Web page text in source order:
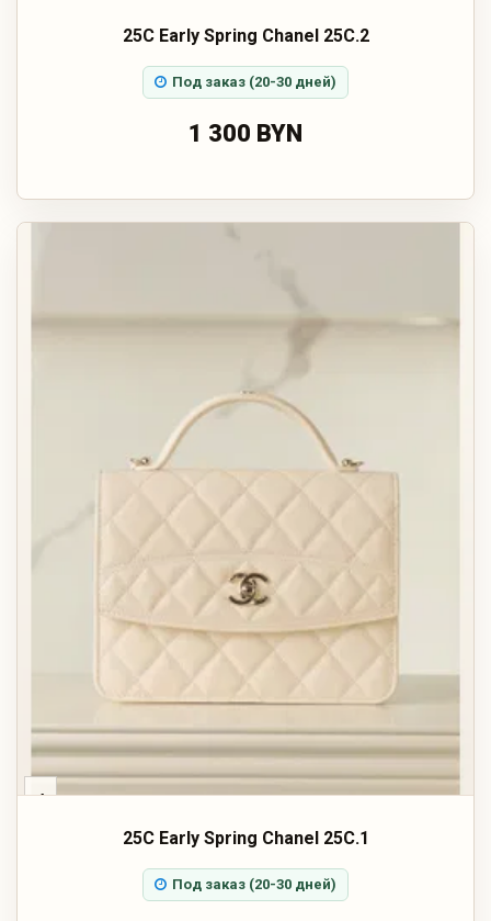
25C Early Spring Chanel 25C.2
Под заказ (20-30 дней)
1 300 BYN
‹
25C Early Spring Chanel 25C.1
Под заказ (20-30 дней)